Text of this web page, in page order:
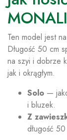
Ten model jest
Długość 50 cm
na szyi i dobrze
jak i okrągłym.
Solo —
i bluzek.
Z
długość